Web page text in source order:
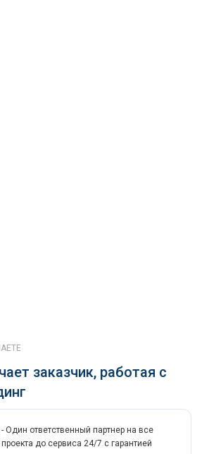
заказчик, работая с
Один ответственный партнер на все
до сервиса 24/7 с гарантией